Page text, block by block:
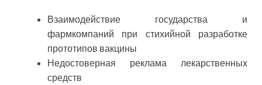
Взаимодействие государства и
фармкомпаний при стихийной разработке
прототипов вакцины
Недостоверная реклама лекарственных
средств